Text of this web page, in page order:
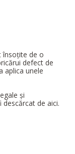
însoțite de o
defect de
aplica unele
și
de aici.